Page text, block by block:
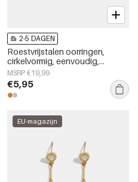
2-5 DAGEN
Roestvrijstalen oorringen,
cirkelvormig, eenvoudig,
dagelijks gebruik, eenvoudige
serie, damessieraden
MSRP €19,99
€5,95
EU-magazijn